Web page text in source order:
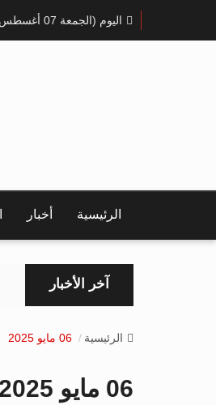
اليوم (الجمعة 07 أغسطس 2026)
الرئيسية أخبار
آخر الأخبار
الرئيسية 06 مايو 2025
06 مايو 2025